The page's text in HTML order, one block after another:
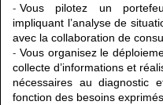
Vous pilotez un
impliquant l’analyse de
avec la collaboration de
Vous organisez le
collecte d’informations et
nécessaires au diagnostic
fonction des besoins